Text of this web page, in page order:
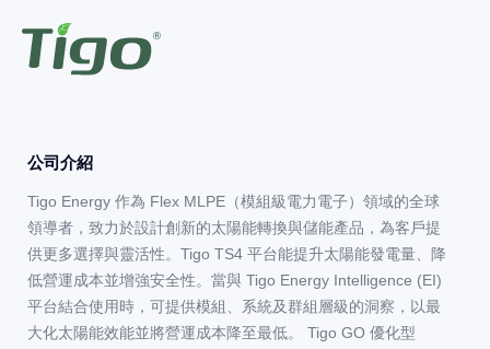
公司介紹
Tigo Energy 作為 Flex MLPE（模組級電力電子）領域的全球
領導者，致力於設計創新的太陽能轉換與儲能產品，為客戶提
供更多選擇與靈活性。Tigo TS4 平台能提升太陽能發電量、降
低營運成本並增強安全性。當與 Tigo Energy Intelligence (EI)
平台結合使用時，可提供模組、系統及群組層級的洞察，以最
大化太陽能效能並將營運成本降至最低。 Tigo GO 優化型